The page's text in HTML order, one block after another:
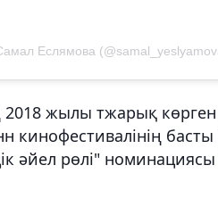
Еслямова
2018 жылы тжарық
кинофестивалінің
әйел рөлі"